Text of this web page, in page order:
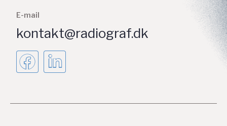
E-mail
kontakt@radiograf.dk